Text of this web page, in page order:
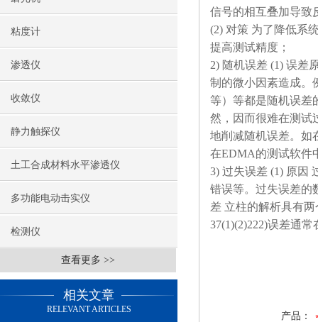
粘度计
渗透仪
收敛仪
静力触探仪
土工合成材料水平渗透仪
多功能电动击实仪
检测仪
查看更多 >>
相关文章
RELEVANT ARTICLES
信号的相互叠加导致
(2) 对策 为了降低系
提高测试精度；
2) 随机误差 (1) 误差
制的微小因素造成。
等）等都是随机误差
然，因而很难在测试
地削减随机误差。如
在EDMA的测试软件
3) 过失误差 (1) 原因
错误等。过失误差的
差 立柱的解析具有
37(1)(2)222)误差通
产品：